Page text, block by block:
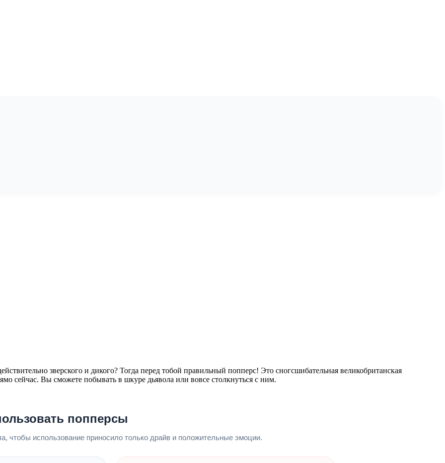
зверского и дикого? Тогда перед тобой правильный попперс! Это сногсшибательная великобританская
сейчас. Вы сможете побывать в шкуре дьявола или вовсе столкнуться с ним.
попперсы
чтобы использование приносило только драйв и положительные эмоции.